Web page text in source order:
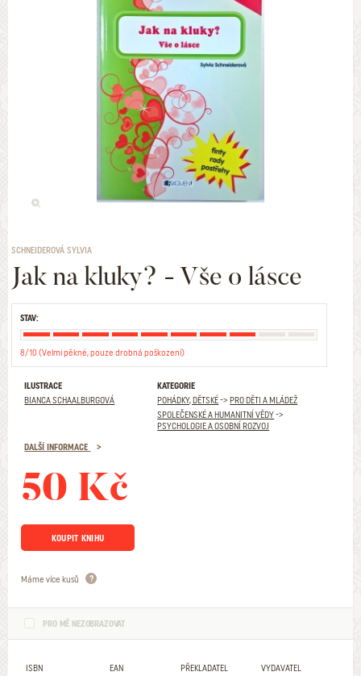
SCHNEIDEROVÁ SYLVIA
Jak na kluky? - Vše o lásce
STAV:
8/10 (Velmi pěkné, pouze drobná poškození)
ILUSTRACE
BIANCA SCHAALBURGOVÁ
KATEGORIE
POHÁDKY, DĚTSKÉ->PRO DĚTI A MLÁDEŽ
SPOLEČENSKÉ A HUMANITNÍ VĚDY->
PSYCHOLOGIE A OSOBNÍ ROZVOJ
DALŠÍ INFORMACE
50 Kč
KOUPIT KNIHU
Máme více kusů
PRO MĚ NEZOBRAZOVAT
ISBN
EAN
PŘEKLADATEL
VYDAVATEL